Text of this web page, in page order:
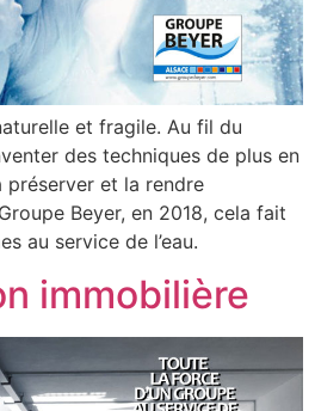
et fragile. Au fil du
des techniques de plus en
préserver et la rendre
Beyer, en 2018, cela fait
au service de l’eau.
immobilière